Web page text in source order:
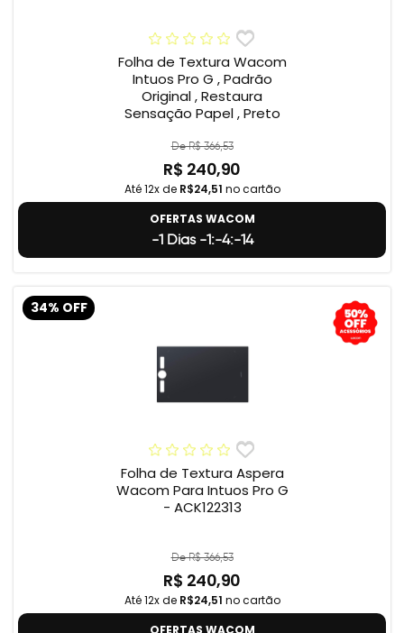
Folha de Textura Wacom
Intuos Pro G , Padrão
Original , Restaura
Sensação Papel , Preto
De R$ 366,53
R$ 240,90
Até 12x de R$24,51 no cartão
OFERTAS WACOM
-1 Dias -1:-4:-15
34% OFF
Folha de Textura Aspera
Wacom Para Intuos Pro G
- ACK122313
De R$ 366,53
R$ 240,90
Até 12x de R$24,51 no cartão